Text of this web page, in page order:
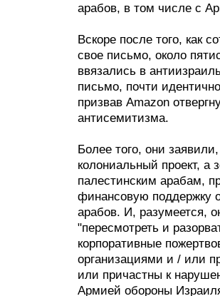
арабов, в том числе с
Вскоре после того, как
свое письмо, около
ввязались в
письмо, почти
призвав Amazon
антисемитизма.
Более того, они
колониальный проект, а
палестинским арабам,
финансовую поддержку
арабов. И, разумеется,
"пересмотреть и
корпоративные
организациями и / или
или причастны к
Армией обороны